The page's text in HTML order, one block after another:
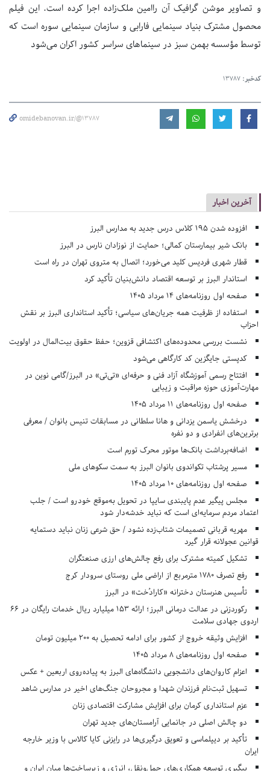
و تصاویر موشن گرافیک آن را‌امین ملک‌زاده اجرا کرده است. این فیلم
محصول مشترک بنیاد سینمایی فارابی و سازمان سینمایی سوره است که
توسط مؤسسه بهمن سبز در سینما‌های سراسر کشور اکران می‌شود
کدخبر: 13787
omidebanovan.ir/@13787
آخرین اخبار
افزوده شدن ۱۹۵ کلاس درس جدید به مدارس البرز
بانک شیر بیمارستان کمالی؛ حمایت از نوزادان نارس در البرز
قطار شهری فردیس کلید می‌خورد؛ اتصال به متروی تهران در راه است
استاندار البرز بر توسعه اقتصاد دانش‌بنیان تأکید کرد
صفحه اول روزنامه‌های 14 مرداد 1405
استفاده از ظرفیت همه جریان‌های سیاسی؛ تأکید استانداری البرز بر نقش
احزاب
نشست بررسی محدوده‌های اکتشافی قزوین؛ حفظ حقوق بیت‌المال در اولویت
کدپستی جایگزین کد کارگاهی می‌شود
افتتاح رسمی آموزشگاه آزاد فنی و حرفه‌ای «تی‌تی» در البرز/گامی نوین در
مهارت‌آموزی حوزه مراقبت و زیبایی
صفحه اول روزنامه‌های 11 مرداد 1405
درخشش یاسمن یزدانی و هانا سلطانی در مسابقات تنیس بانوان / معرفی
برترین‌های انفرادی و دو نفره
اضافه‌برداشت بانک‌ها موتور محرک تورم است
مسیر پرشتاب تکواندوی بانوان البرز به سمت سکوهای ملی
صفحه اول روزنامه‌های 10 مرداد 1405
مجلس پیگیر عدم پایبندی سایپا در تحویل به‌موقع خودرو است / جلب
اعتماد مردم سرمایه‌ای است که نباید خدشه‌دار شود
مهریه قربانی تصمیمات شتاب‌زده نشود / حق شرعی زنان نباید دستمایه
قوانین عجولانه قرار گیرد
تشکیل کمیته مشترک برای رفع چالش‌های ارزی صنعتگران
رفع تصرف ۱۷۸۰ مترمربع از اراضی ملی روستای سرودار کرج
تأسیس هنرستان دخترانه «کارادُخت» در البرز
رکوردزنی در عدالت درمانی البرز؛ ارائه ۱۵۳ میلیارد ریال خدمات رایگان در ۶۶
اردوی جهادی سلامت
افزایش وثیقه خروج از کشور برای ادامه تحصیل به ۲۰۰ میلیون تومان
صفحه اول روزنامه‌های 8 مرداد 1405
اعزام کاروان‌های دانشجویی دانشگاه‌های البرز به پیاده‌روی اربعین + عکس
تسهیل ثبت‌نام فرزندان شهدا و مجروحان جنگ‌های اخیر در مدارس شاهد
عزم استانداری کرمان برای افزایش مشارکت اقتصادی زنان
دو چالش اصلی در جانمایی آرامستان‌های جدید تهران
تأکید بر دیپلماسی و تعویق درگیری‌ها در رایزنی کایا کالاس با وزیر خارجه
ایران